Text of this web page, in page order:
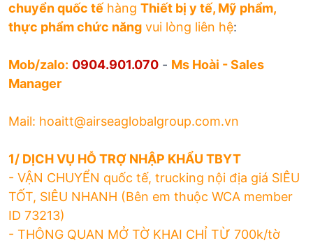
chuyển quốc tế hàng Thiết bị y tế, Mỹ phẩm,
thực phẩm chức năng vui lòng liên hệ:
Mob/zalo: 0904.901.070 - Ms Hoài - Sales
Manager
Mail: hoaitt@airseaglobalgroup.com.vn
1/ DỊCH VỤ HỖ TRỢ NHẬP KHẨU TBYT
- VẬN CHUYỂN quốc tế, trucking nội địa giá SIÊU
TỐT, SIÊU NHANH (Bên em thuộc WCA member
ID 73213)
- THÔNG QUAN MỞ TỜ KHAI CHỈ TỪ 700k/tờ